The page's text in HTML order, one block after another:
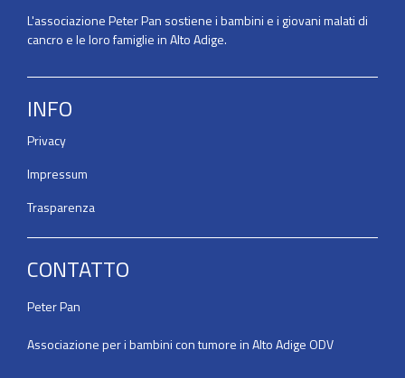
L'associazione Peter Pan sostiene i bambini e i giovani malati di
cancro e le loro famiglie in Alto Adige.
INFO
Privacy
Impressum
Trasparenza
CONTATTO
Peter Pan
Associazione per i bambini con tumore in Alto Adige ODV